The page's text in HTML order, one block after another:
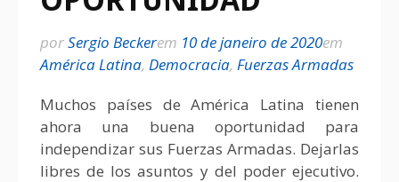
porSergio Beckerem 10 de janeiro de 2020em
América Latina, Democracia, Fuerzas Armadas
Muchos países de América Latina tienen
ahora una buena oportunidad para
independizar sus Fuerzas Armadas. Dejarlas
libres de los asuntos y del poder ejecutivo.